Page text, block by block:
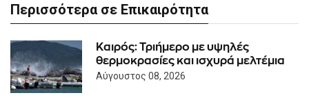
Περισσότερα σε Επικαιρότητα
Καιρός: Τριήμερο με υψηλές
θερμοκρασίες και ισχυρά μελτέμια
Αύγουστος 08, 2026